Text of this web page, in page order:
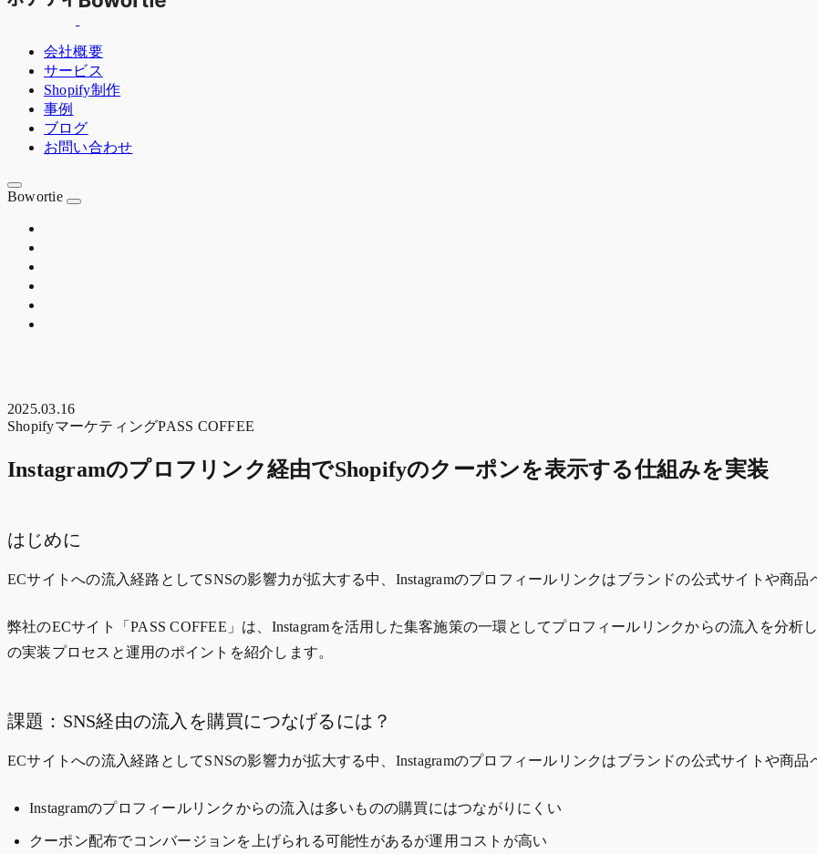
会社概要
サービス
Shopify制作
事例
ブログ
お問い合わせ
Bowortie
2025.03.16
ShopifyマーケティングPASS COFFEE
Instagramのプロフリンク経由でShopifyのクーポンを表示する仕組みを実装
はじめに
ECサイトへの流入経路としてSNSの影響力が拡大する中、Instagramのプロフィールリンクはブランドの公式サイトや商
弊社のECサイト「PASS COFFEE」は、Instagramを活用した集客施策の一環としてプロフィールリンクからの流入を分
の実装プロセスと運用のポイントを紹介します。
課題：SNS経由の流入を購買につなげるには？
ECサイトへの流入経路としてSNSの影響力が拡大する中、Instagramのプロフィールリンクはブランドの公式サイトや商
Instagramのプロフィールリンクからの流入は多いものの購買にはつながりにくい
クーポン配布でコンバージョンを上げられる可能性があるが運用コストが高い